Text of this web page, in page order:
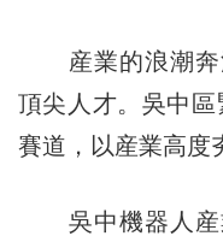
産業的浪潮奔
頂尖人才。吳中區
賽道，以産業高度
吳中機器人産